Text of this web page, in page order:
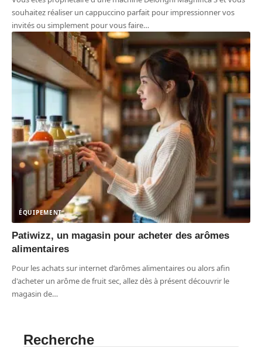
souhaitez réaliser un cappuccino parfait pour impressionner vos
invités ou simplement pour vous faire…
ÉQUIPEMENT
Patiwizz, un magasin pour acheter des arômes
alimentaires
Pour les achats sur internet d’arômes alimentaires ou alors afin
d'acheter un arôme de fruit sec, allez dès à présent découvrir le
magasin de…
Recherche